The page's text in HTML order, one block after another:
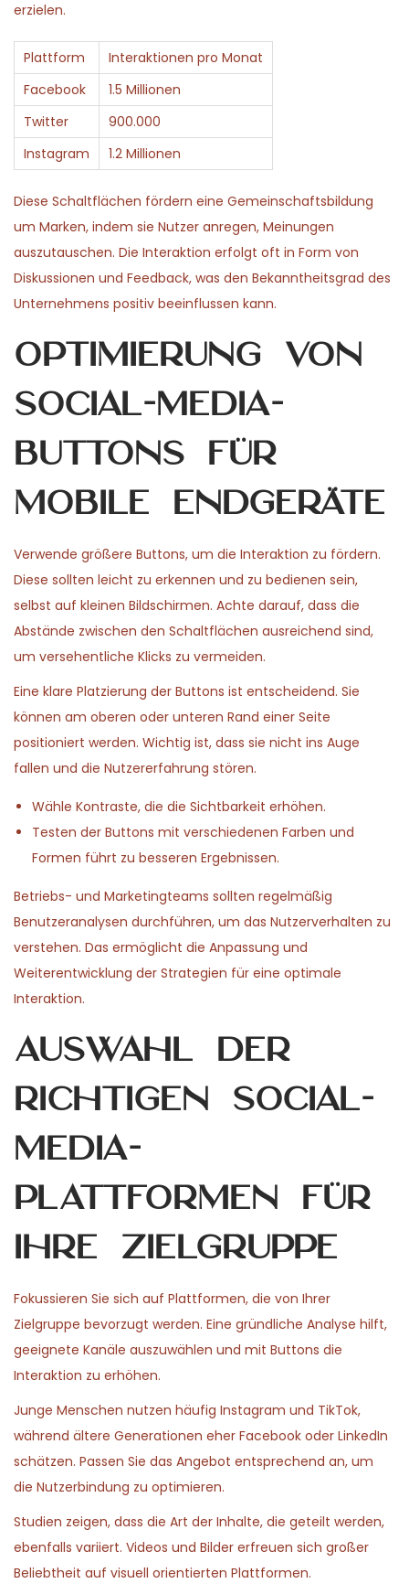
erzielen.
Plattform
Interaktionen pro Monat
Facebook
1.5 Millionen
Twitter
900.000
Instagram
1.2 Millionen
Diese Schaltflächen fördern eine Gemeinschaftsbildung
um Marken, indem sie Nutzer anregen, Meinungen
auszutauschen. Die Interaktion erfolgt oft in Form von
Diskussionen und Feedback, was den Bekanntheitsgrad des
Unternehmens positiv beeinflussen kann.
Optimierung von
Social-Media-
Buttons für
mobile Endgeräte
Verwende größere Buttons, um die Interaktion zu fördern.
Diese sollten leicht zu erkennen und zu bedienen sein,
selbst auf kleinen Bildschirmen. Achte darauf, dass die
Abstände zwischen den Schaltflächen ausreichend sind,
um versehentliche Klicks zu vermeiden.
Eine klare Platzierung der Buttons ist entscheidend. Sie
können am oberen oder unteren Rand einer Seite
positioniert werden. Wichtig ist, dass sie nicht ins Auge
fallen und die Nutzererfahrung stören.
Wähle Kontraste, die die Sichtbarkeit erhöhen.
Testen der Buttons mit verschiedenen Farben und
Formen führt zu besseren Ergebnissen.
Betriebs- und Marketingteams sollten regelmäßig
Benutzeranalysen durchführen, um das Nutzerverhalten zu
verstehen. Das ermöglicht die Anpassung und
Weiterentwicklung der Strategien für eine optimale
Interaktion.
Auswahl der
richtigen Social-
Media-
Plattformen für
Ihre Zielgruppe
Fokussieren Sie sich auf Plattformen, die von Ihrer
Zielgruppe bevorzugt werden. Eine gründliche Analyse hilft,
geeignete Kanäle auszuwählen und mit Buttons die
Interaktion zu erhöhen.
Junge Menschen nutzen häufig Instagram und TikTok,
während ältere Generationen eher Facebook oder LinkedIn
schätzen. Passen Sie das Angebot entsprechend an, um
die Nutzerbindung zu optimieren.
Studien zeigen, dass die Art der Inhalte, die geteilt werden,
ebenfalls variiert. Videos und Bilder erfreuen sich großer
Beliebtheit auf visuell orientierten Plattformen.